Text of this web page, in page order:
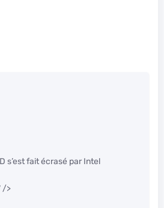
s’est fait écrasé par Intel
/>